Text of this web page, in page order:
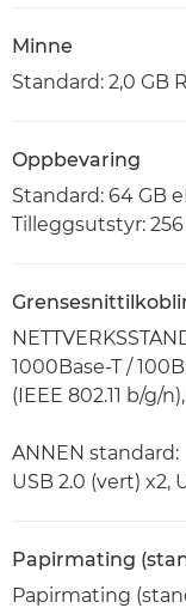
Minne
Standard: 2,0 GB
Oppbevaring
Standard: 64 GB
Tilleggsutstyr:
1000Base-T /
(IEEE 802.11 b/g/
ANNEN standard:
USB 2.0 (vert) x2,
Papirmating
Papirmating